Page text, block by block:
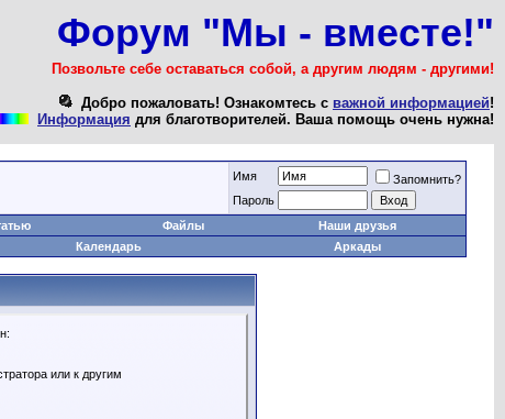
Форум "Мы - вместе!"
Позвольте себе оставаться собой, а другим людям - другими!
Добро пожаловать! Ознакомтесь с важной информацией!
Информация для благотворителей. Ваша помощь очень нужна!
Имя
Запомнить?
Пароль
Файлы
Наши друзья
Календарь Аркады
или к другим